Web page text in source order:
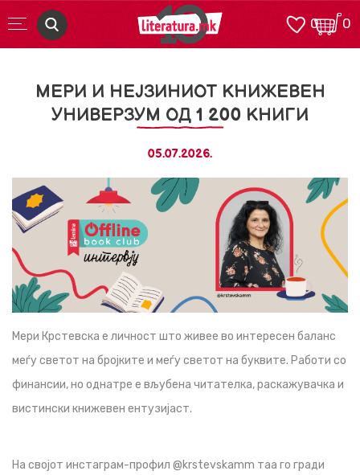
0
0
МЕРИ И НЕЈЗИНИОТ КНИЖЕВЕН
УНИВЕРЗУМ ОД 1 200 КНИГИ
05.07.2026.
Мери Крстевска е личност што живее во интересен баланс
меѓу светот на бројките и меѓу светот на буквите. Работи со
финансии, но однатре е вљубена читателка, раскажувачка и
вистински книжевен ентузијаст.
На својот инстаграм-профил @krstevskamm таа го гради